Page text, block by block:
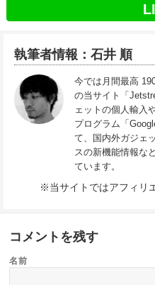
執筆者情報：石井 順
今では月間最高
の当サイト「
ェットの個人輸入
プログラム「
て、国内外ガジェ
スの新機能情報な
ています。
※当サイトではアフィリ
コメントを残す
名前